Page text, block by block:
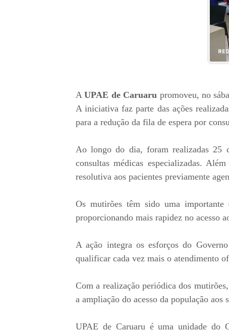
AUPAE deCaruaru promoveu, no
A iniciativa faz parte das ações
para a redução da fila de espera por
Ao longo do dia, foram realizadas 25
consultas médicas especializadas.
resolutiva aos pacientes previamente
Os mutirões têm sido uma importante
proporcionando mais rapidez no acesso
A ação integra os esforços do
qualificar cada vez mais o atendimento
Com a realização periódica dos
a ampliação do acesso da população
UPAE de Caruaru é uma unidade do